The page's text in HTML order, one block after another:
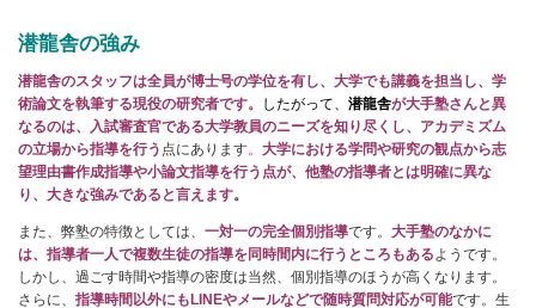
潜龍舎の強み
潜龍舎のスタッフは全員が博士号の学位を有し、大学でも講義を担当し、学
術論文を執筆する現役の研究者です。
したがって、 潜龍舎が大手塾さんと異
なるのは、入試審査官である大学教員のニーズを知り尽くし、アカデミズム
の立場から指導を行う 点にあります。 大学における学問や研究の観点から志
望理由書作成指導や小論文指導を行う点が、他塾の指導者とは明確に異な
り、大きな強みであると言えます。
また、弊塾の特徴としては、 一対一の完全個別指導です。 大手塾のなかに
は、指導者一人で複数生徒の指導を同時間内に行うところもあるようです。
しかし、過ごす時間や指導の密度は当然、個別指導のほうが高くなります。
さらに、 指導時間以外にもLINEやメールなどで随時質問対応が可能です。生